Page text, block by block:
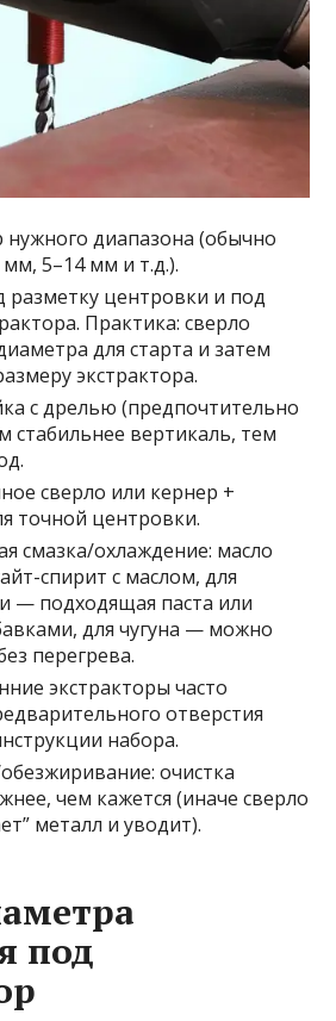
нужного диапазона (обычно
5–14 мм и т.д.).
разметку центровки и под
Практика: сверло
для старта и затем
экстрактора.
с дрелью (предпочтительно
стабильнее вертикаль, тем
сверло или кернер +
точной центровки.
смазка/охлаждение: масло
спирит с маслом, для
— подходящая паста или
для чугуна — можно
перегрева.
экстракторы часто
отверстия
набора.
очистка
чем кажется (иначе сверло
металл и уводит).
под